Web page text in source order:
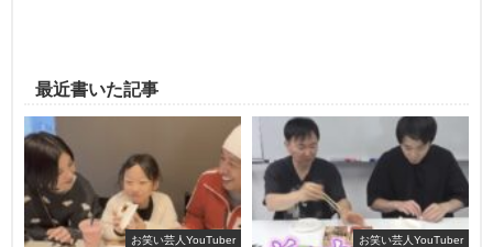
パワータイプの文系と頭脳タイプの理系…一体どっちが勝
利したのでしょうか？？
リレー形式で料理したらまさかの結果に！？
最近書いた記事
お笑い芸人YouTuber お笑い芸人YouTuber